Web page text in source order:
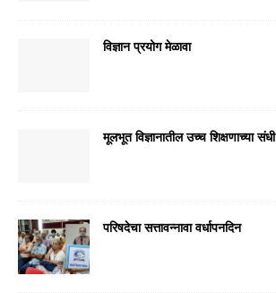
विज्ञान प्रयोग मेळावा
मूलभूत विज्ञानातील उच्च शिक्षणाच्या संधी
परिषदेचा सत्तावन्नावा वर्धापनदिन